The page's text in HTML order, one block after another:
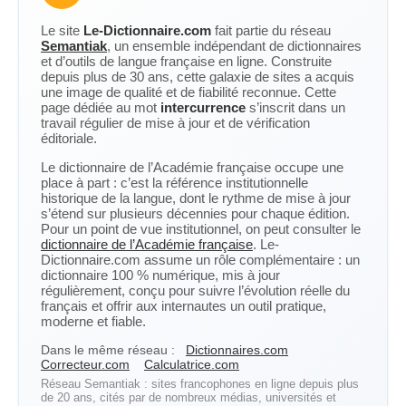
Le site Le-Dictionnaire.com fait partie du réseau
Semantiak, un ensemble indépendant de dictionnaires
et d’outils de langue française en ligne. Construite
depuis plus de 30 ans, cette galaxie de sites a acquis
une image de qualité et de fiabilité reconnue. Cette
page dédiée au mot intercurrence s’inscrit dans un
travail régulier de mise à jour et de vérification
éditoriale.
Le dictionnaire de l’Académie française occupe une
place à part : c’est la référence institutionnelle
historique de la langue, dont le rythme de mise à jour
s’étend sur plusieurs décennies pour chaque édition.
Pour un point de vue institutionnel, on peut consulter le
dictionnaire de l’Académie française. Le-
Dictionnaire.com assume un rôle complémentaire : un
dictionnaire 100 % numérique, mis à jour
régulièrement, conçu pour suivre l’évolution réelle du
français et offrir aux internautes un outil pratique,
moderne et fiable.
Dans le même réseau :
Dictionnaires.com
Correcteur.com
Calculatrice.com
Réseau Semantiak : sites francophones en ligne depuis plus
de 20 ans, cités par de nombreux médias, universités et